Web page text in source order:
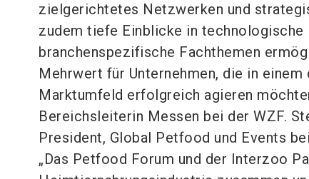
zielgerichtetes Netzwerken und
zudem tiefe Einblicke in technologische
branchenspezifische Fachthemen
Mehrwert für Unternehmen, die in einem
Marktumfeld erfolgreich agieren
Bereichsleiterin Messen bei der WZF.
President, Global Petfood und Events
„Das Petfood Forum und der Interzoo